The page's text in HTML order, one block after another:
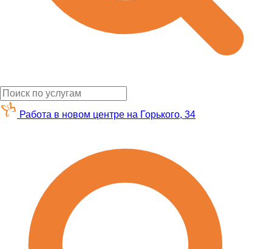
Работа в новом центре на Горького, 34